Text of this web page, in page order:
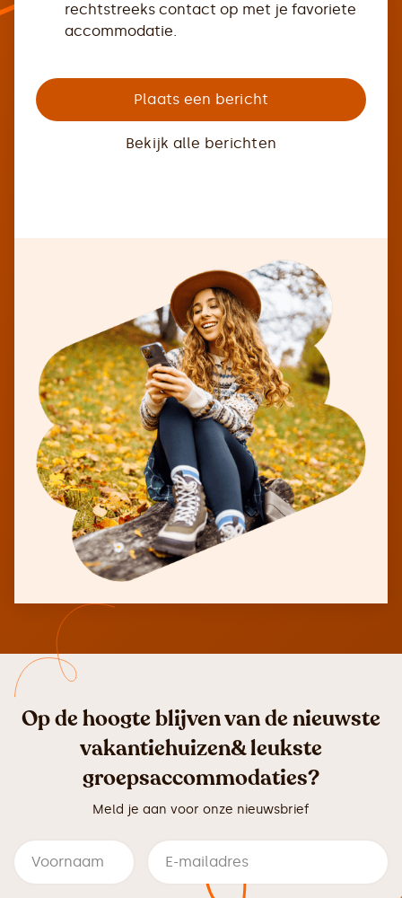
rechtstreeks contact op met je favoriete
accommodatie.
Plaats een bericht
Bekijk alle berichten
Op de hoogte blijven van de nieuwste
vakantiehuizen& leukste
groepsaccommodaties?
Meld je aan voor onze nieuwsbrief